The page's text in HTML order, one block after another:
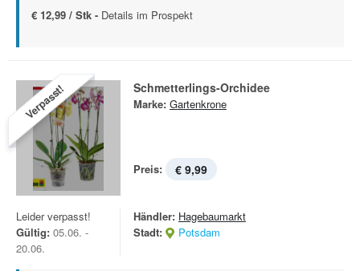
€ 12,99 / Stk - Details im Prospekt
Verpasst! Schmetterlings-Orchidee
Marke: Gartenkrone
Preis: € 9,99
Leider verpasst!
Gültig: 05.06. -
20.06.
Händler: Hagebaumarkt
Stadt:
Potsdam